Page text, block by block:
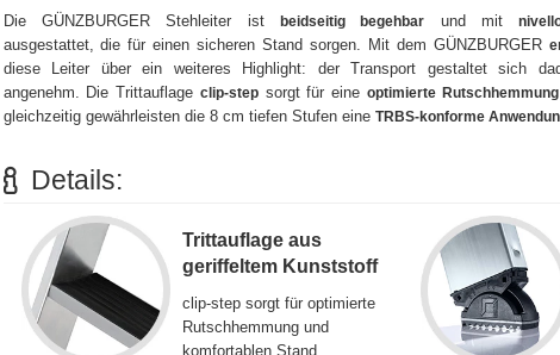
Die GÜNZBURGER Stehleiter ist beidseitig begehbar und mit
ausgestattet, die für einen sicheren Stand sorgen. Mit dem GÜNZBURGER
diese Leiter über ein weiteres Highlight: der Transport gestaltet sich
angenehm. Die Trittauflage clip-stepsorgt für eineoptimierte Rutschhemmung
gleichzeitig gewährleisten die 8 cm tiefen Stufen eine TRBS-konforme
Details:
Trittauflage aus
geriffeltem Kunststoff
clip-step sorgt für optimierte
Rutschhemmung und
komfortablen Stand